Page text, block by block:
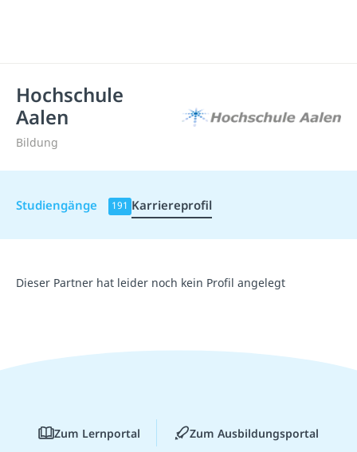
Hochschule
Aalen
Bildung
Studiengänge 191 Karriereprofil
Dieser Partner hat leider noch kein Profil angelegt
Zum Lernportal Zum Ausbildungsportal